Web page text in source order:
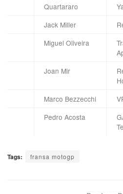
Quartararo
Jack Miller
Miguel Oliveira
Joan Mir
Marco Bezzecchi
Pedro Acosta
Tags: fransa motogp